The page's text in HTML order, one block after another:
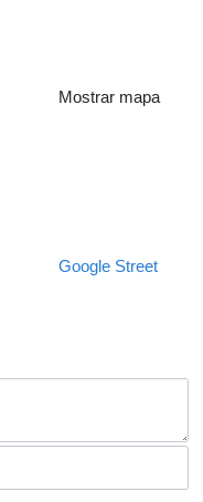
Mostrar mapa
Google Street